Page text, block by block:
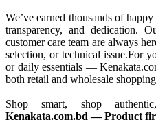
We’ve earned thousands of
transparency, and dedication.
customer care team are always
selection, or technical issue.For
or daily essentials —
both retail and wholesale
Shop smart, shop
Kenakata.com.bd — Product